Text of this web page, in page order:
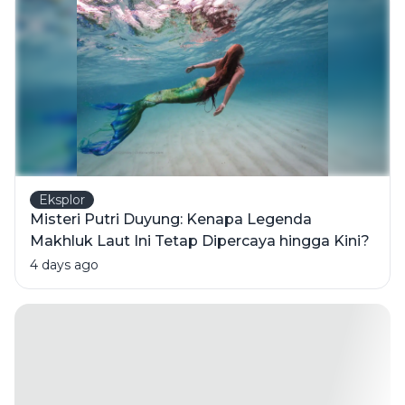
Mungkin
Menjadi
Eksplor
Misteri Putri Duyung: Kenapa Legenda
Makhluk Laut Ini Tetap Dipercaya hingga Kini?
4 days ago